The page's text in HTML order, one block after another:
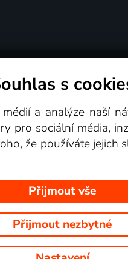
Videotéka
obrázky z pořadů
s
a analýze naší
pro sociální média,
že používáte jejich
Přijmout vše
Přijmout nezbytné